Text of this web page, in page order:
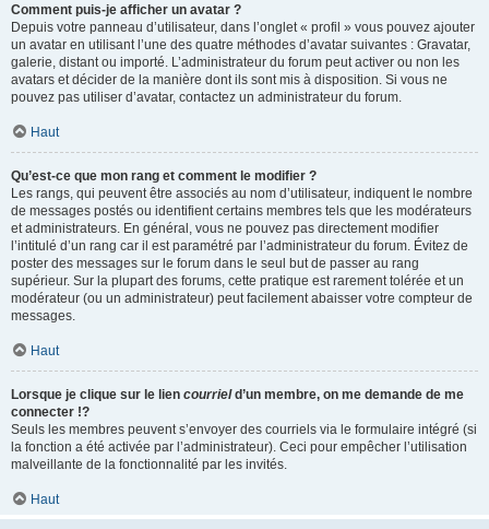
Comment puis-je afficher un avatar ?
Depuis votre panneau d’utilisateur, dans l’onglet « profil » vous pouvez ajouter
un avatar en utilisant l’une des quatre méthodes d’avatar suivantes : Gravatar,
galerie, distant ou importé. L’administrateur du forum peut activer ou non les
avatars et décider de la manière dont ils sont mis à disposition. Si vous ne
pouvez pas utiliser d’avatar, contactez un administrateur du forum.
Haut
Qu’est-ce que mon rang et comment le modifier ?
Les rangs, qui peuvent être associés au nom d’utilisateur, indiquent le nombre
de messages postés ou identifient certains membres tels que les modérateurs
et administrateurs. En général, vous ne pouvez pas directement modifier
l’intitulé d’un rang car il est paramétré par l’administrateur du forum. Évitez de
poster des messages sur le forum dans le seul but de passer au rang
supérieur. Sur la plupart des forums, cette pratique est rarement tolérée et un
modérateur (ou un administrateur) peut facilement abaisser votre compteur de
messages.
Haut
Lorsque je clique sur le lien courrield’un membre, on me demande de me
connecter !?
Seuls les membres peuvent s’envoyer des courriels via le formulaire intégré (si
la fonction a été activée par l’administrateur). Ceci pour empêcher l’utilisation
malveillante de la fonctionnalité par les invités.
Haut